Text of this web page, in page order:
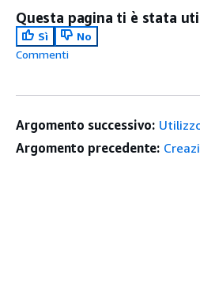
Questa pagina ti è stata
Sì
No
Commenti
Argomento successivo:
Argomento precedente: